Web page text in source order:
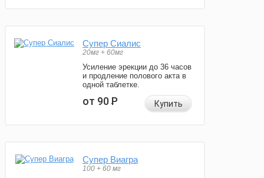
Супер Сиалис
20мг + 60мг
Усиление эрекции до 36 часов
и продление полового акта в
одной таблетке.
от 90Р Купить
Супер Виагра
100 + 60 мг